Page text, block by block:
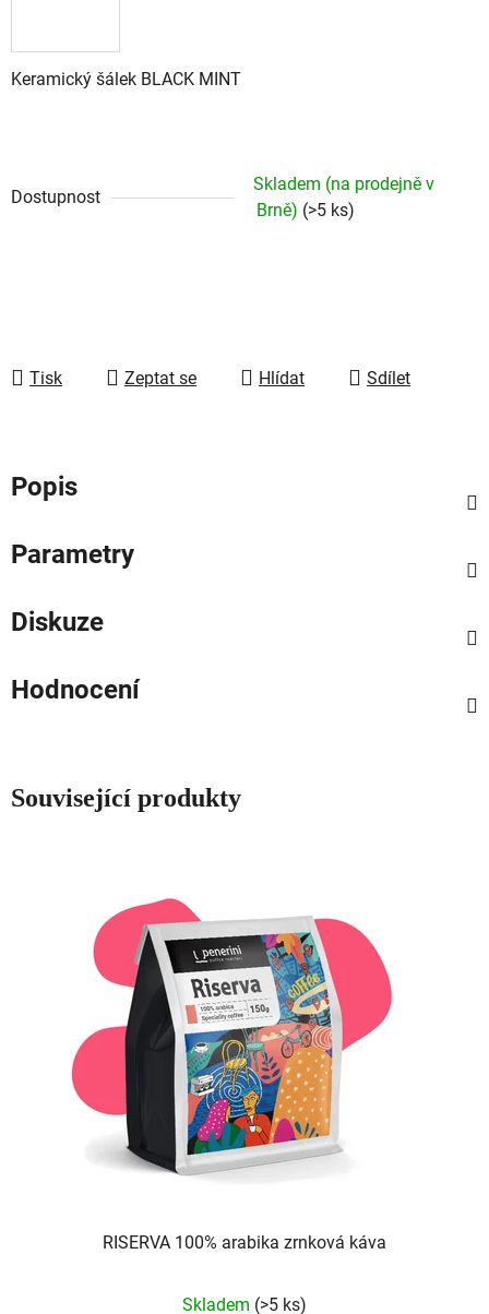
Keramický šálek BLACK MINT
Dostupnost
Skladem (na prodejně v
Brně) (>5 ks)
Tisk Zeptat se Hlídat Sdílet
Popis
Parametry
Diskuze
Hodnocení
Související produkty
RISERVA 100% arabika zrnková káva
Skladem (>5 ks)